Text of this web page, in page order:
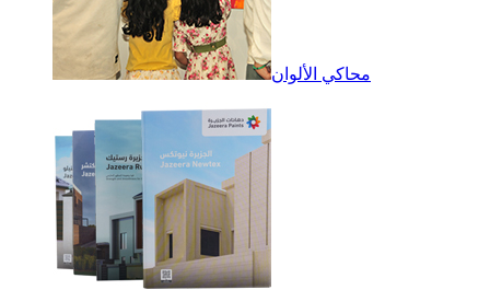
محاكي الألوان